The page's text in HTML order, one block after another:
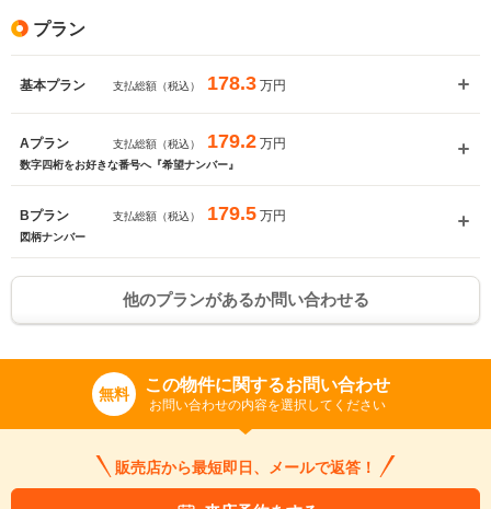
プラン
基本プラン 支払総額（税込） 178.3 万円
Aプラン 支払総額（税込） 179.2 万円
数字四桁をお好きな番号へ『希望ナンバー』
Bプラン 支払総額（税込） 179.5 万円
図柄ナンバー
他のプランがあるか問い合わせる
無料 この物件に関するお問い合わせ
お問い合わせの内容を選択してください
販売店から最短即日、メールで返答！